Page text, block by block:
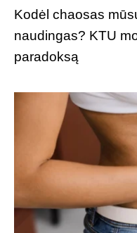
Kodėl chaosas
naudingas? KTU
paradoksą